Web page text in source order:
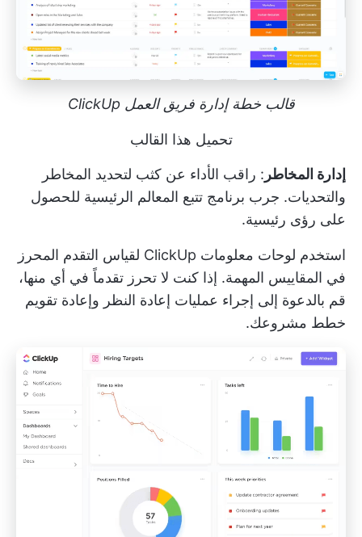
قالب خطة إدارة فريق العمل ClickUp
تحميل هذا القالب
إدارة المخاطر : راقب الأداء عن كثب لتحديد المخاطر
والتحديات. جرب برنامج تتبع المعالم الرئيسية للحصول
على رؤى رئيسية.
استخدم لوحات معلومات ClickUp
لقياس التقدم المحرز
في المقاييس المهمة. إذا كنت لا تحرز تقدماً في أي منها،
قم بالدعوة إلى إجراء عمليات إعادة النظر وإعادة تقويم
خطط مشروعك.